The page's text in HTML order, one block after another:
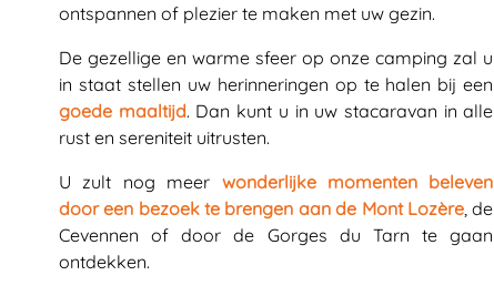
ontspannen of plezier te maken met uw gezin.
De gezellige en warme sfeer op onze camping zal u
in staat stellen uw herinneringen op te halen bij een
goede maaltijd. Dan kunt u in uw stacaravan in alle
rust en sereniteit uitrusten.
U zult nog meer wonderlijke momenten beleven
door een bezoek te brengen aan de Mont Lozère, de
Cevennen of door de Gorges du Tarn te gaan
ontdekken.